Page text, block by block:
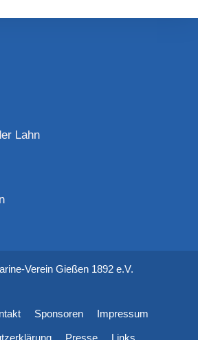
Lahn
Verein Gießen 1892 e.V.
Sponsoren Impressum
Presse Links